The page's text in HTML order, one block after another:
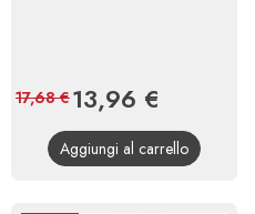
Prezzo
13,96 €
base
17,68 €
Aggiungi al carrello